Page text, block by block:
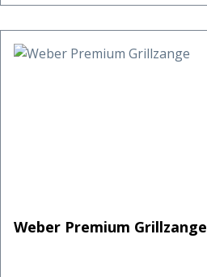
Weber Premium Grillzange